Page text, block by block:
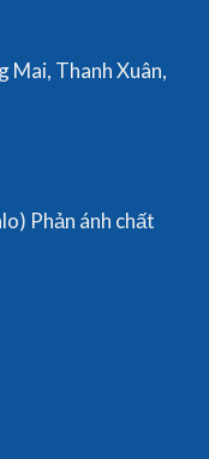
Mai, Thanh Xuân,
Phản ánh chất